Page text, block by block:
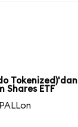
Tokenized)'dan
Shares ETF